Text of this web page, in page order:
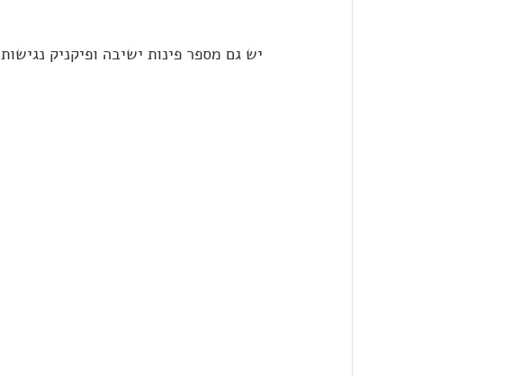
יש גם מספר פינות ישיבה ופיקניק נגישות